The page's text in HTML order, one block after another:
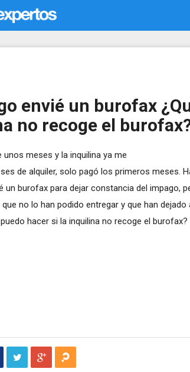
envié un burofax
no recoge el
unos meses y la inquilina ya me
de alquiler, solo pagó los primeros meses.
un burofax para dejar constancia del impago,
no lo han podido entregar y que han dejado
hacer si la inquilina no recoge el burofax?